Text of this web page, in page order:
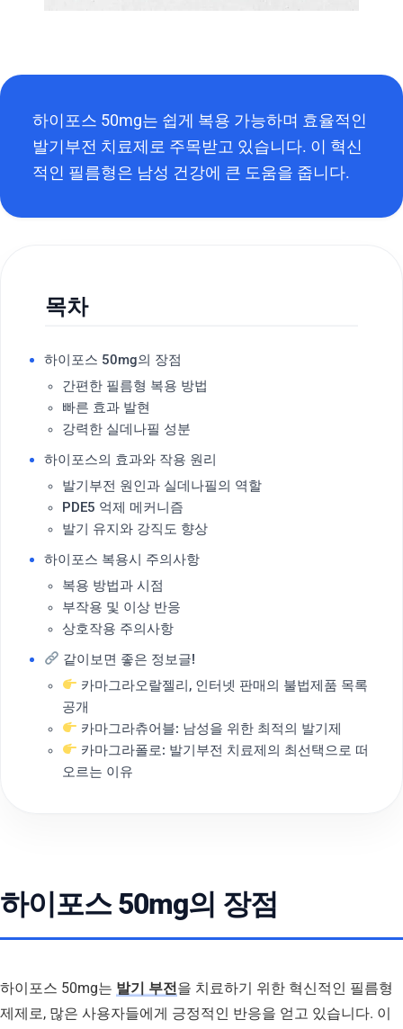
하이포스 50mg는 쉽게 복용 가능하며 효율적인
발기부전 치료제로 주목받고 있습니다. 이 혁신
적인 필름형은 남성 건강에 큰 도움을 줍니다.
목차
하이포스 50mg의 장점
간편한 필름형 복용 방법
빠른 효과 발현
강력한 실데나필 성분
하이포스의 효과와 작용 원리
발기부전 원인과 실데나필의 역할
PDE5 억제 메커니즘
발기 유지와 강직도 향상
하이포스 복용시 주의사항
복용 방법과 시점
부작용 및 이상 반응
상호작용 주의사항
같이보면 좋은 정보글!
카마그라오랄젤리, 인터넷 판매의 불법제품 목록
공개
카마그라츄어블: 남성을 위한 최적의 발기제
카마그라폴로: 발기부전 치료제의 최선택으로 떠
오르는 이유
하이포스 50mg의 장점
하이포스 50mg는 발기 부전을 치료하기 위한 혁신적인 필름형
제제로, 많은 사용자들에게 긍정적인 반응을 얻고 있습니다. 이